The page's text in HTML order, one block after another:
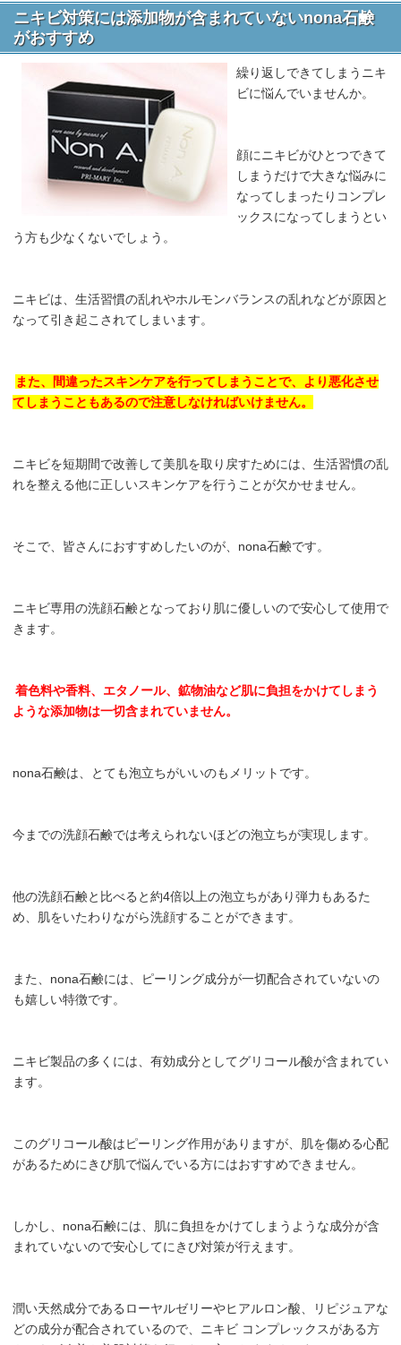
ニキビ対策には添加物が含まれていないnona石鹸
がおすすめ
繰り返しできてしまうニキ
ビに悩んでいませんか。
顔にニキビがひとつできて
しまうだけで大きな悩みに
なってしまったりコンプレ
ックスになってしまうとい
う方も少なくないでしょう。
ニキビは、生活習慣の乱れやホルモンバランスの乱れなどが原因と
なって引き起こされてしまいます。
また、間違ったスキンケアを行ってしまうことで、より悪化させ
てしまうこともあるので注意しなければいけません。
ニキビを短期間で改善して美肌を取り戻すためには、生活習慣の乱
れを整える他に正しいスキンケアを行うことが欠かせません。
そこで、皆さんにおすすめしたいのが、nona石鹸です。
ニキビ専用の洗顔石鹸となっており肌に優しいので安心して使用で
きます。
着色料や香料、エタノール、鉱物油など肌に負担をかけてしまう
ような添加物は一切含まれていません。
nona石鹸は、とても泡立ちがいいのもメリットです。
今までの洗顔石鹸では考えられないほどの泡立ちが実現します。
他の洗顔石鹸と比べると約4倍以上の泡立ちがあり弾力もあるた
め、肌をいたわりながら洗顔することができます。
また、nona石鹸には、ピーリング成分が一切配合されていないの
も嬉しい特徴です。
ニキビ製品の多くには、有効成分としてグリコール酸が含まれてい
ます。
このグリコール酸はピーリング作用がありますが、肌を傷める心配
があるためにきび肌で悩んでいる方にはおすすめできません。
しかし、nona石鹸には、肌に負担をかけてしまうような成分が含
まれていないので安心してにきび対策が行えます。
潤い天然成分であるローヤルゼリーやヒアルロン酸、リピジュアな
どの成分が配合されているので、ニキビ コンプレックスがある方